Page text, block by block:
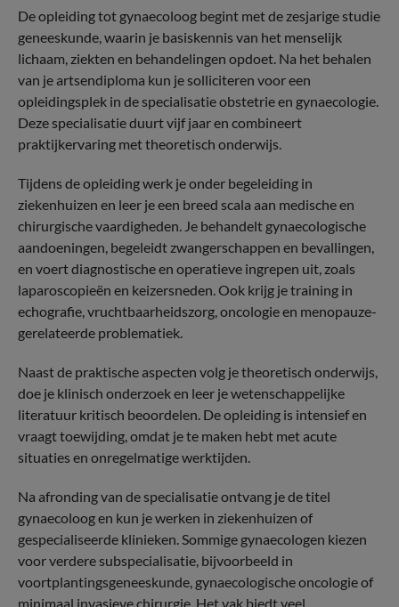
De opleiding tot gynaecoloog begint met de zesjarige studie
geneeskunde, waarin je basiskennis van het menselijk
lichaam, ziekten en behandelingen opdoet. Na het behalen
van je artsendiploma kun je solliciteren voor een
opleidingsplek in de specialisatie obstetrie en gynaecologie.
Deze specialisatie duurt vijf jaar en combineert
praktijkervaring met theoretisch onderwijs.
Tijdens de opleiding werk je onder begeleiding in
ziekenhuizen en leer je een breed scala aan medische en
chirurgische vaardigheden. Je behandelt gynaecologische
aandoeningen, begeleidt zwangerschappen en bevallingen,
en voert diagnostische en operatieve ingrepen uit, zoals
laparoscopieën en keizersneden. Ook krijg je training in
echografie, vruchtbaarheidszorg, oncologie en menopauze-
gerelateerde problematiek.
Naast de praktische aspecten volg je theoretisch onderwijs,
doe je klinisch onderzoek en leer je wetenschappelijke
literatuur kritisch beoordelen. De opleiding is intensief en
vraagt toewijding, omdat je te maken hebt met acute
situaties en onregelmatige werktijden.
Na afronding van de specialisatie ontvang je de titel
gynaecoloog en kun je werken in ziekenhuizen of
gespecialiseerde klinieken. Sommige gynaecologen kiezen
voor verdere subspecialisatie, bijvoorbeeld in
voortplantingsgeneeskunde, gynaecologische oncologie of
minimaal invasieve chirurgie. Het vak biedt veel